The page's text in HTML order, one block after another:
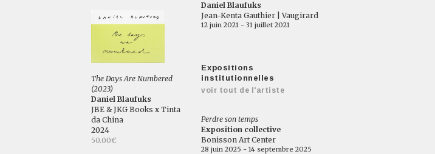
The Days Are Numbered
(2023)
Daniel Blaufuks
JBE & JKG Books x Tinta
da China
2024
50.00€
Daniel Blaufuks
Jean-Kenta Gauthier | Vaugirard
12 juin 2021 - 31 juillet 2021
Expositions
institutionnelles
voir tout de l'artiste
Perdre son temps
Exposition collective
Bonisson Art Center
28 juin 2025 - 14 septembre 2025